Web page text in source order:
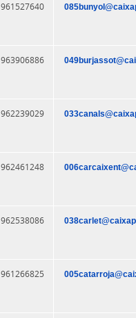
961527640
963906886
962239029
962461248
962538086
961266825